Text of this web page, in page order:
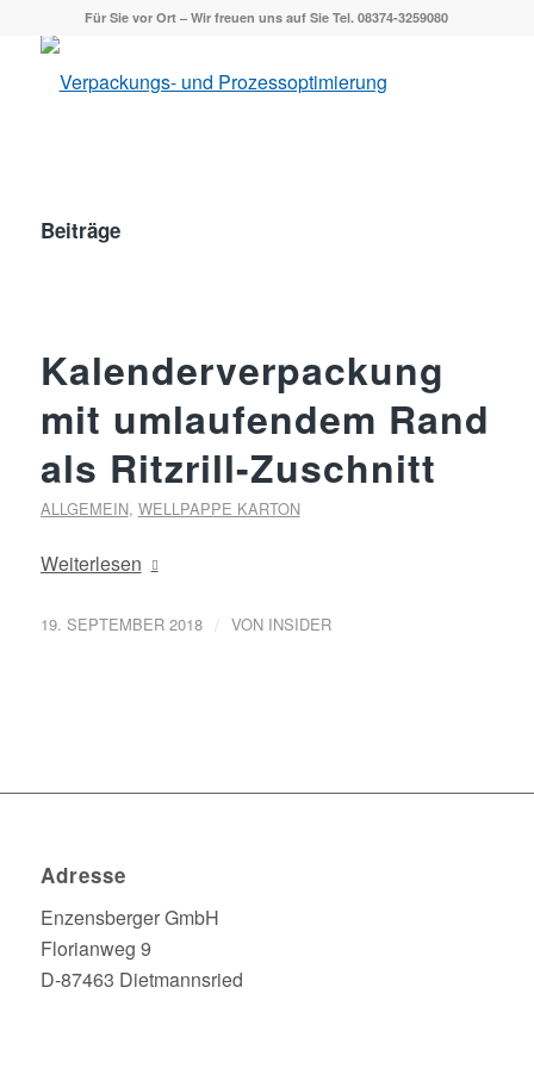
Für Sie vor Ort – Wir freuen uns auf Sie Tel. 08374-3259080
Beiträge
Kalenderverpackung
mit umlaufendem Rand
als Ritzrill-Zuschnitt
ALLGEMEIN, WELLPAPPE KARTON
Weiterlesen
19. SEPTEMBER 2018 / VON INSIDER
Adresse
Enzensberger GmbH
Florianweg 9
D-87463 Dietmannsried